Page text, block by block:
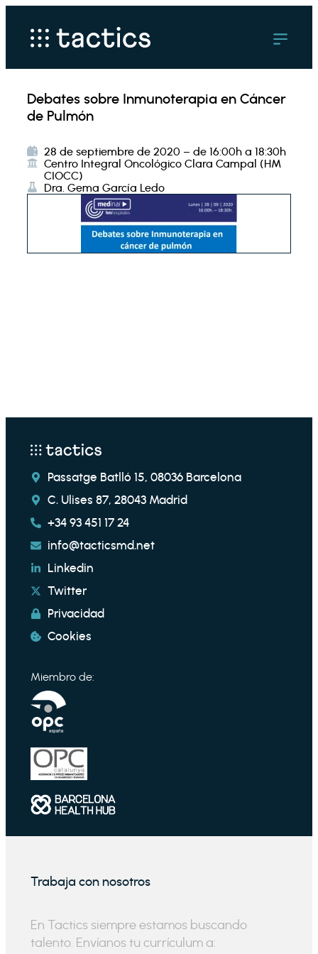
Debates sobre Inmunoterapia en Cáncer
de Pulmón
28 de septiembre de 2020 – de 16:00h a 18:30h
Centro Integral Oncológico Clara Campal (HM
CIOCC)
Dra. Gema García Ledo
Passatge Batlló 15, 08036 Barcelona
C. Ulises 87, 28043 Madrid
+34 93 451 17 24
info@tacticsmd.net
Linkedin
Twitter
Privacidad
Cookies
Miembro de:
Trabaja con nosotros
En Tactics siempre estamos buscando
talento. Envíanos tu currículum a: